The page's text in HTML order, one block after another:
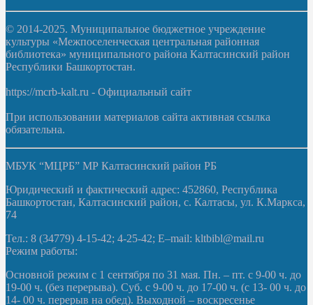
© 2014-2025. Муниципальное бюджетное учреждение
культуры «Межпоселенческая центральная районная
библиотека» муниципального района Калтасинский район
Республики Башкортостан.
https://mcrb-kalt.ru - Официальный сайт
При использовании материалов сайта активная ссылка
обязательна.
МБУК “МЦРБ” МР Калтасинский район РБ
Юридический и фактический адрес: 452860, Республика
Башкортостан, Калтасинский район, с. Калтасы, ул. К.Маркса,
74
Тел.: 8 (34779) 4-15-42; 4-25-42; E–mail: kltbibl@mail.ru
Режим работы:
Основной режим с 1 сентября по 31 мая. Пн. – пт. с 9-00 ч. до
19-00 ч. (без перерыва). Суб. с 9-00 ч. до 17-00 ч. (с 13- 00 ч. до
14- 00 ч. перерыв на обед). Выходной – воскресенье